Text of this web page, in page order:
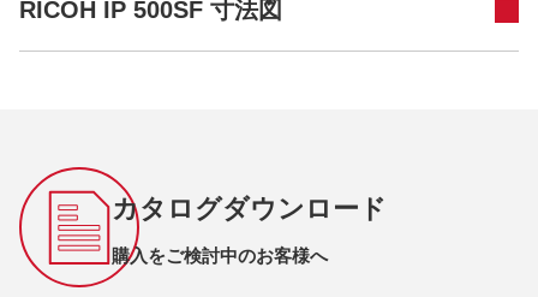
RICOH IP 500SF 寸法図
カタログダウンロード
購入をご検討中のお客様へ